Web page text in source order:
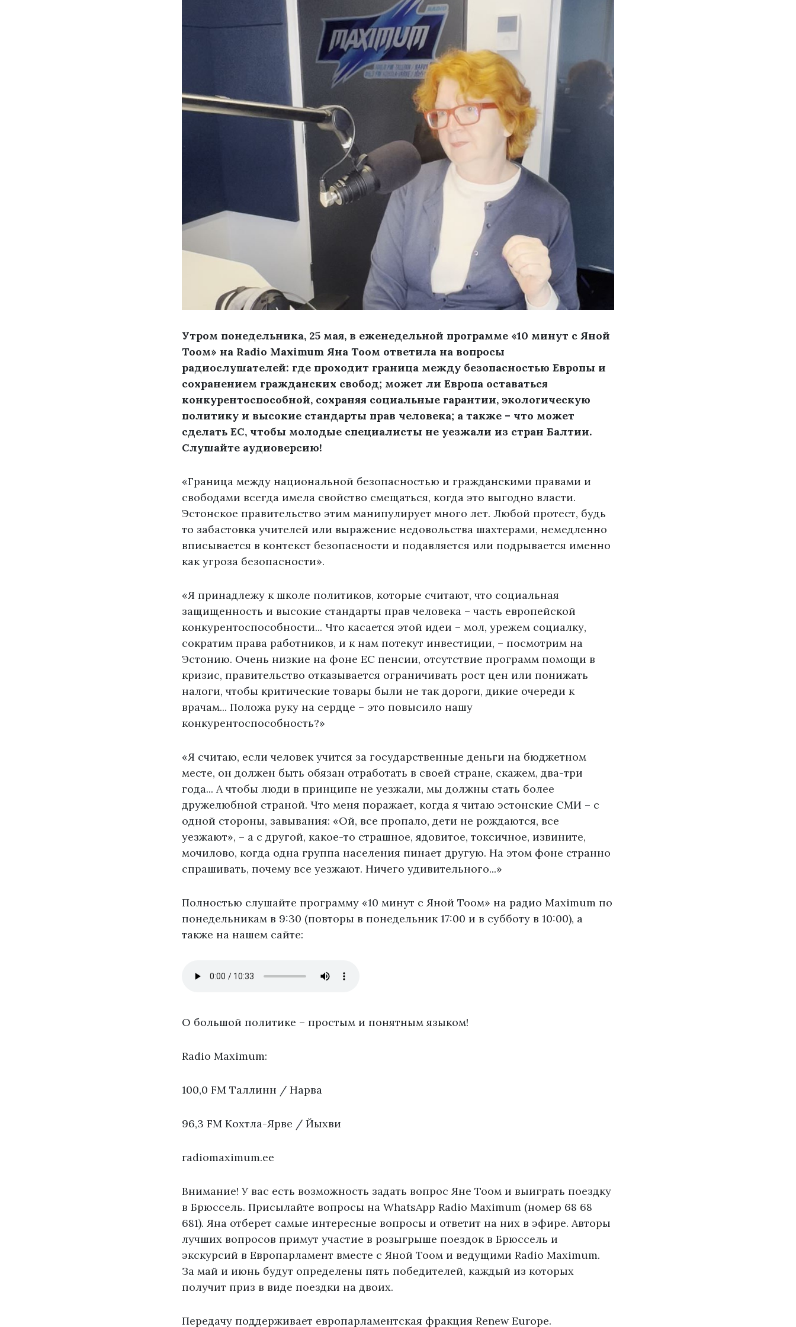
Утром понедельника, 25 мая, в еженедельной программе «10 минут с Яной
Тоом» на Radio Maximum Яна Тоом ответила на вопросы
радиослушателей: где проходит граница между безопасностью Европы и
сохранением гражданских свобод; может ли Европа оставаться
конкурентоспособной, сохраняя социальные гарантии, экологическую
политику и высокие стандарты прав человека; а также – что может
сделать ЕС, чтобы молодые специалисты не уезжали из стран Балтии.
Слушайте аудиоверсию!
«Граница между национальной безопасностью и гражданскими правами и
свободами всегда имела свойство смещаться, когда это выгодно власти.
Эстонское правительство этим манипулирует много лет. Любой протест, будь
то забастовка учителей или выражение недовольства шахтерами, немедленно
вписывается в контекст безопасности и подавляется или подрывается именно
как угроза безопасности».
«Я принадлежу к школе политиков, которые считают, что социальная
защищенность и высокие стандарты прав человека – часть европейской
конкурентоспособности... Что касается этой идеи – мол, урежем социалку,
сократим права работников, и к нам потекут инвестиции, – посмотрим на
Эстонию. Очень низкие на фоне ЕС пенсии, отсутствие программ помощи в
кризис, правительство отказывается ограничивать рост цен или понижать
налоги, чтобы критические товары были не так дороги, дикие очереди к
врачам... Положа руку на сердце – это повысило нашу
конкурентоспособность?»
«Я считаю, если человек учится за государственные деньги на бюджетном
месте, он должен быть обязан отработать в своей стране, скажем, два-три
года... А чтобы люди в принципе не уезжали, мы должны стать более
дружелюбной страной. Что меня поражает, когда я читаю эстонские СМИ – с
одной стороны, завывания: «Ой, все пропало, дети не рождаются, все
уезжают», – а с другой, какое-то страшное, ядовитое, токсичное, извините,
мочилово, когда одна группа населения пинает другую. На этом фоне странно
спрашивать, почему все уезжают. Ничего удивительного...»
Полностью слушайте программу «10 минут с Яной Тоом» на радио Maximum по
понедельникам в 9:30 (повторы в понедельник 17:00 и в субботу в 10:00), а
также на нашем сайте:
О большой политике – простым и понятным языком!
Radio Maximum:
100,0 FM Таллинн / Нарва
96,3 FM Кохтла-Ярве / Йыхви
radiomaximum.ee
Внимание! У вас есть возможность задать вопрос Яне Тоом и выиграть поездку
в Брюссель. Присылайте вопросы на WhatsApp Radio Maximum (номер 68 68
681). Яна отберет самые интересные вопросы и ответит на них в эфире. Авторы
лучших вопросов примут участие в розыгрыше поездок в Брюссель и
экскурсий в Европарламент вместе с Яной Тоом и ведущими Radio Maximum.
За май и июнь будут определены пять победителей, каждый из которых
получит приз в виде поездки на двоих.
Передачу поддерживает европарламентская фракция Renew Europe.